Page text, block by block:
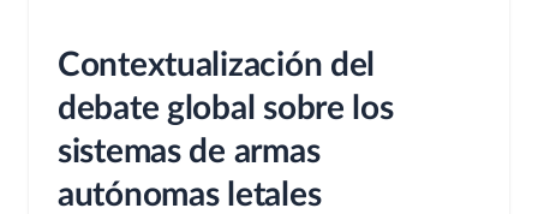
Contextualización del
debate global sobre los
sistemas de armas
autónomas letales